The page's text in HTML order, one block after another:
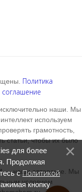
Политика
соглашение
наши. Мы
используем
грамотность,
статьи, чтобы их было
— наши авторские. Мы
условием
для более
Продолжая
сПолитикой
кнопку